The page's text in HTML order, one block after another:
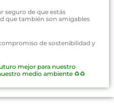
seguro de que estás
que también son amigables
de sostenibilidad y
mejor para nuestro
medio ambiente ♻️♻️